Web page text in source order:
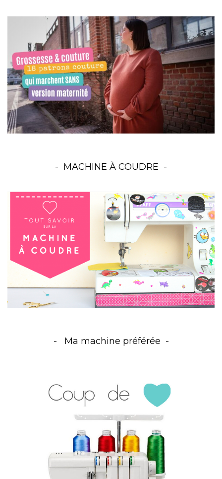
MACHINE À COUDRE
Ma machine préférée